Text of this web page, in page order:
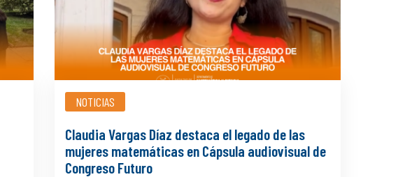
NOTICIAS
Claudia Vargas Díaz destaca el legado de las
mujeres matemáticas en Cápsula audiovisual de
Congreso Futuro